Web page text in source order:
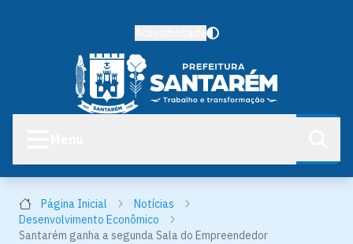
Página Inicial
Notícias
Desenvolvimento Econômico
Santarém ganha a segunda Sala do Empreendedor